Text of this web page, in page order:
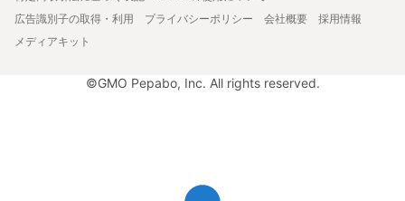
広告識別子の取得・利用
プライバシーポリシー 会社概要
採用情報
メディアキット
©GMO Pepabo, Inc. All rights reserved.